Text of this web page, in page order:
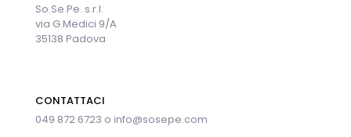
So.Se.Pe. s.r.l.
via G.Medici 9/A
35138 Padova
CONTATTACI
049 872 6723 o info@sosepe.com